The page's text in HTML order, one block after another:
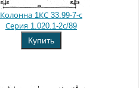
Колонна 1КС 33.99-7-с
Серия 1.020.1-2с/89
Купить